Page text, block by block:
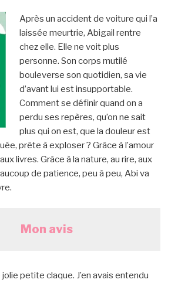
Après un accident de voiture qui l’a
laissée meurtrie, Abigail rentre
chez elle. Elle ne voit plus
personne. Son corps mutilé
bouleverse son quotidien, sa vie
d’avant lui est insupportable.
Comment se définir quand on a
perdu ses repères, qu’on ne sait
plus qui on est, que la douleur est
prête à exploser ? Grâce à l’amour
livres. Grâce à la nature, au rire, aux
de patience, peu à peu, Abi va
Mon avis
petite claque. J’en avais entendu